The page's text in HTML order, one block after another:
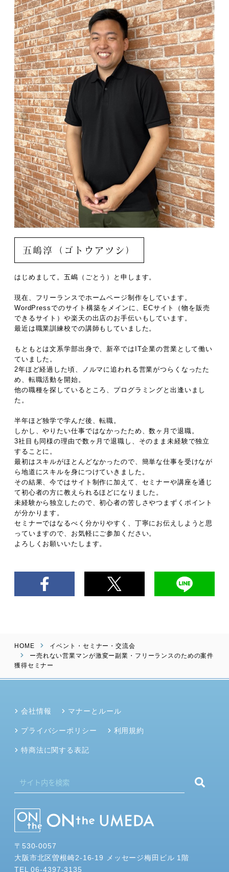
五嶋淳（ゴトウアツシ）
はじめまして。五嶋（ごとう）と申します。
現在、フリーランスでホームページ制作をしています。
WordPressでのサイト構築をメインに、ECサイト（物を販売
できるサイト）や楽天の出店のお手伝いもしています。
最近は職業訓練校での講師もしていました。
もともとは文系学部出身で、新卒ではIT企業の営業として働い
ていました。
2年ほど経過した頃、ノルマに追われる営業がつらくなったた
め、転職活動を開始。
他の職種を探しているところ、プログラミングと出逢いまし
た。
半年ほど独学で学んだ後、転職。
しかし、やりたい仕事ではなかったため、数ヶ月で退職。
3社目も同様の理由で数ヶ月で退職し、そのまま未経験で独立
することに。
最初はスキルがほとんどなかったので、簡単な仕事を受けなが
ら地道にスキルを身につけていきました。
その結果、今ではサイト制作に加えて、セミナーや講座を通じ
て初心者の方に教えられるほどになりました。
未経験から独立したので、初心者の苦しさやつまずくポイント
が分かります。
セミナーではなるべく分かりやすく、丁寧にお伝えしようと思
っていますので、お気軽にご参加ください。
よろしくお願いいたします。
HOME
イベント・セミナー・交流会
ー売れない営業マンが激変ー副業・フリーランスのための案件
獲得セミナー
〒530-0057
大阪市北区曽根崎2-16-19 メッセージ梅田ビル 1階
TEL 06-4397-3135
会社情報 マナーとルール
プライバシーポリシー 利用規約
特商法に関する表記